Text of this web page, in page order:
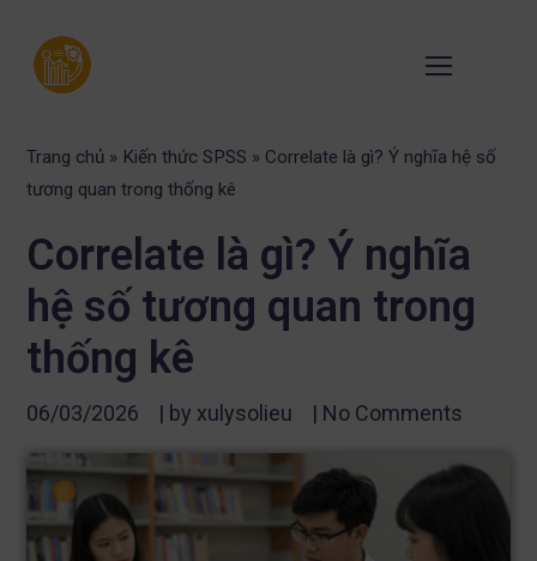
Trang chủ » Kiến thức SPSS » Correlate là gì? Ý nghĩa hệ số
tương quan trong thống kê
Correlate là gì? Ý nghĩa
hệ số tương quan trong
thống kê
06/03/2026 | by xulysolieu | No Comments